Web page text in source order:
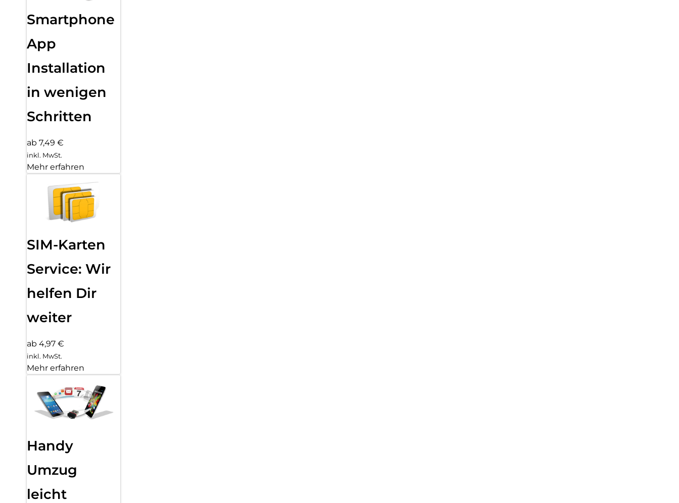
Smartphone
App
Installation
in wenigen
Schritten
ab 7,49 €
inkl. MwSt.
Mehr erfahren
SIM-Karten
Service: Wir
helfen Dir
weiter
ab 4,97 €
inkl. MwSt.
Mehr erfahren
Handy
Umzug
leicht